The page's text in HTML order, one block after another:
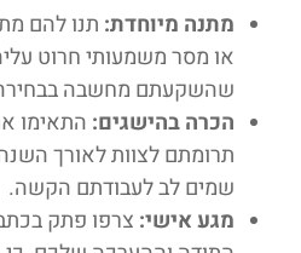
מתנה מיוחדת: תנו להם
או מסר משמעותי חרוט
שהשקעתם מחשבה
הכרה בהישגים: התאימו
תרומתם לצוות לאורך
שמים לב לעבודתם הקשה.
מגע אישי: צרפו פתק